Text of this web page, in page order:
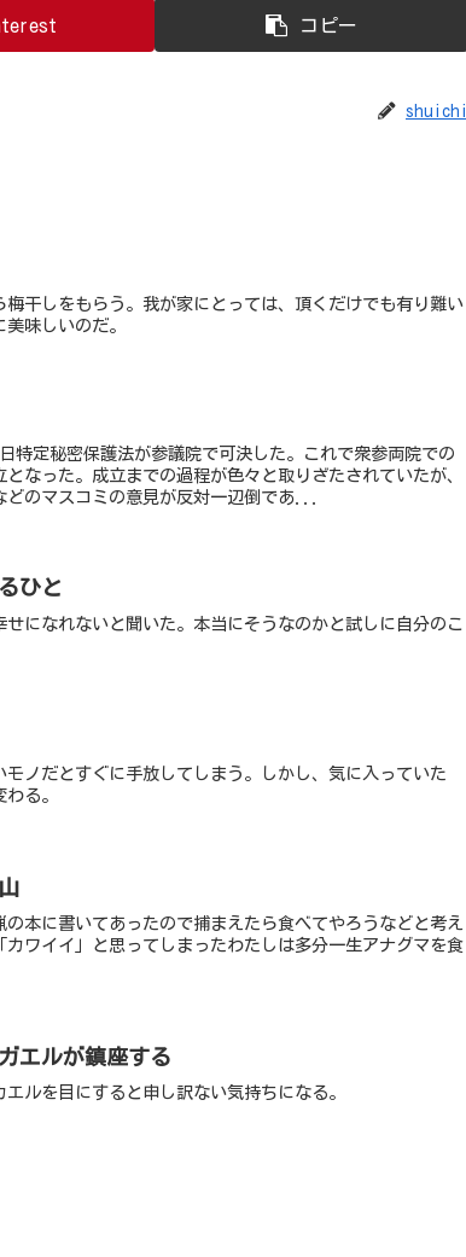
コピー
shuichi
干しをもらう。我が家にとっては、頂くだけでも有り難い
味しいのだ。
特定秘密保護法が参議院で可決した。これで衆参両院での
なった。成立までの過程が色々と取りざたされていたが、
のマスコミの意見が反対一辺倒であ...
ひと
になれないと聞いた。本当にそうなのかと試しに自分のこ
ノだとすぐに手放してしまう。しかし、気に入っていた
る。
本に書いてあったので捕まえたら食べてやろうなどと考え
ワイイ」と思ってしまったわたしは多分一生アナグマを食
エルが鎮座する
ルを目にすると申し訳ない気持ちになる。